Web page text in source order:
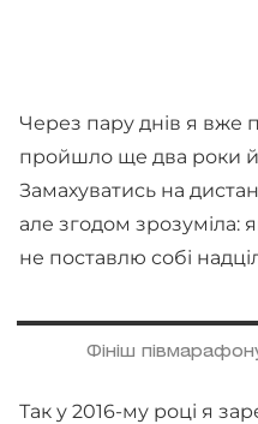
Через пару днів я вже
пройшло ще два роки й
Замахуватись на
але згодом зрозуміла:
не поставлю собі
Фініш
Так у 2016-му році я